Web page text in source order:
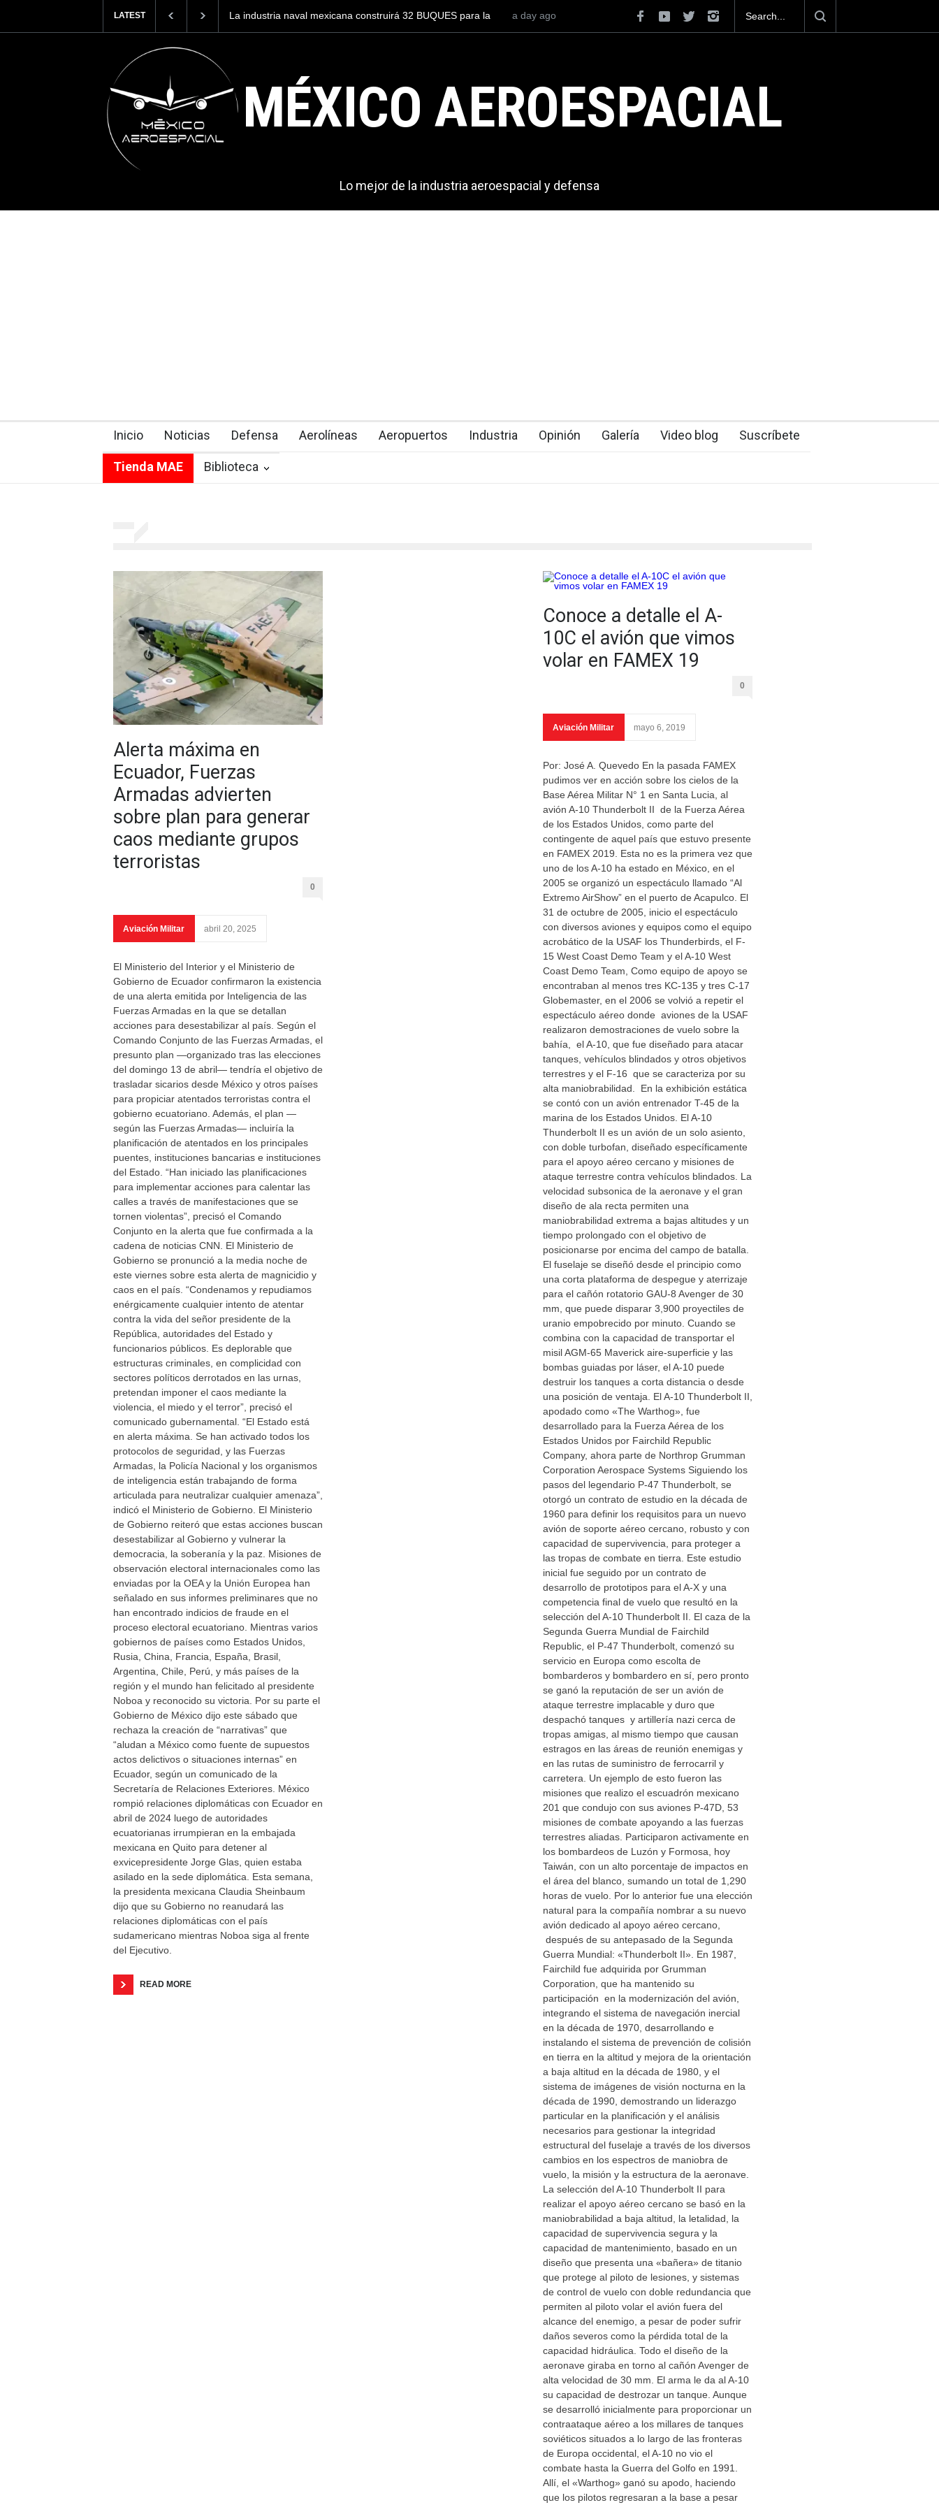
LATEST
La industria naval mexicana construirá 32 BUQUES para la
Entrenar a un piloto para volar los nuevos C-130J mexicanos
México se posiciona como el cuarto exportador aeroespacial
del mundo, al superar los 13,600 millones de dólares en
exportaciones en el 2025.
a day ago
MÉXICO AEROESPACIAL
Lo mejor de la industria aeroespacial y defensa
Inicio Noticias Defensa Aerolíneas Aeropuertos Industria Opinión Galería Video blog Suscríbete
Tienda MAE Biblioteca
Alerta máxima en
Ecuador, Fuerzas
Armadas advierten
sobre plan para generar
caos mediante grupos
terroristas
0
Aviación Militar abril 20, 2025
El Ministerio del Interior y el Ministerio de
Gobierno de Ecuador confirmaron la existencia
de una alerta emitida por Inteligencia de las
Fuerzas Armadas en la que se detallan
acciones para desestabilizar al país. Según el
Comando Conjunto de las Fuerzas Armadas, el
presunto plan —organizado tras las elecciones
del domingo 13 de abril— tendría el objetivo de
trasladar sicarios desde México y otros países
para propiciar atentados terroristas contra el
gobierno ecuatoriano. Además, el plan —
según las Fuerzas Armadas— incluiría la
planificación de atentados en los principales
puentes, instituciones bancarias e instituciones
del Estado. “Han iniciado las planificaciones
para implementar acciones para calentar las
calles a través de manifestaciones que se
tornen violentas”, precisó el Comando
Conjunto en la alerta que fue confirmada a la
cadena de noticias CNN. El Ministerio de
Gobierno se pronunció a la media noche de
este viernes sobre esta alerta de magnicidio y
caos en el país. “Condenamos y repudiamos
enérgicamente cualquier intento de atentar
contra la vida del señor presidente de la
República, autoridades del Estado y
funcionarios públicos. Es deplorable que
estructuras criminales, en complicidad con
sectores políticos derrotados en las urnas,
pretendan imponer el caos mediante la
violencia, el miedo y el terror”, precisó el
comunicado gubernamental. “El Estado está
en alerta máxima. Se han activado todos los
protocolos de seguridad, y las Fuerzas
Armadas, la Policía Nacional y los organismos
de inteligencia están trabajando de forma
articulada para neutralizar cualquier amenaza”,
indicó el Ministerio de Gobierno. El Ministerio
de Gobierno reiteró que estas acciones buscan
desestabilizar al Gobierno y vulnerar la
democracia, la soberanía y la paz. Misiones de
observación electoral internacionales como las
enviadas por la OEA y la Unión Europea han
señalado en sus informes preliminares que no
han encontrado indicios de fraude en el
proceso electoral ecuatoriano. Mientras varios
gobiernos de países como Estados Unidos,
Rusia, China, Francia, España, Brasil,
Argentina, Chile, Perú, y más países de la
región y el mundo han felicitado al presidente
Noboa y reconocido su victoria. Por su parte el
Gobierno de México dijo este sábado que
rechaza la creación de “narrativas” que
“aludan a México como fuente de supuestos
actos delictivos o situaciones internas” en
Ecuador, según un comunicado de la
Secretaría de Relaciones Exteriores. México
rompió relaciones diplomáticas con Ecuador en
abril de 2024 luego de autoridades
ecuatorianas irrumpieran en la embajada
mexicana en Quito para detener al
exvicepresidente Jorge Glas, quien estaba
asilado en la sede diplomática. Esta semana,
la presidenta mexicana Claudia Sheinbaum
dijo que su Gobierno no reanudará las
relaciones diplomáticas con el país
sudamericano mientras Noboa siga al frente
del Ejecutivo.
READ MORE
Conoce a detalle el A-
10C el avión que vimos
volar en FAMEX 19
0
Aviación Militar mayo 6, 2019
Por: José A. Quevedo En la pasada FAMEX
pudimos ver en acción sobre los cielos de la
Base Aérea Militar N° 1 en Santa Lucia, al
avión A-10 Thunderbolt II de la Fuerza Aérea
de los Estados Unidos, como parte del
contingente de aquel país que estuvo presente
en FAMEX 2019. Esta no es la primera vez que
uno de los A-10 ha estado en México, en el
2005 se organizó un espectáculo llamado “Al
Extremo AirShow” en el puerto de Acapulco. El
31 de octubre de 2005, inicio el espectáculo
con diversos aviones y equipos como el equipo
acrobático de la USAF los Thunderbirds, el F-
15 West Coast Demo Team y el A-10 West
Coast Demo Team, Como equipo de apoyo se
encontraban al menos tres KC-135 y tres C-17
Globemaster, en el 2006 se volvió a repetir el
espectáculo aéreo donde aviones de la USAF
realizaron demostraciones de vuelo sobre la
bahía, el A-10, que fue diseñado para atacar
tanques, vehículos blindados y otros objetivos
terrestres y el F-16 que se caracteriza por su
alta maniobrabilidad. En la exhibición estática
se contó con un avión entrenador T-45 de la
marina de los Estados Unidos. El A-10
Thunderbolt II es un avión de un solo asiento,
con doble turbofan, diseñado específicamente
para el apoyo aéreo cercano y misiones de
ataque terrestre contra vehículos blindados. La
velocidad subsonica de la aeronave y el gran
diseño de ala recta permiten una
maniobrabilidad extrema a bajas altitudes y un
tiempo prolongado con el objetivo de
posicionarse por encima del campo de batalla.
El fuselaje se diseñó desde el principio como
una corta plataforma de despegue y aterrizaje
para el cañón rotatorio GAU-8 Avenger de 30
mm, que puede disparar 3,900 proyectiles de
uranio empobrecido por minuto. Cuando se
combina con la capacidad de transportar el
misil AGM-65 Maverick aire-superficie y las
bombas guiadas por láser, el A-10 puede
destruir los tanques a corta distancia o desde
una posición de ventaja. El A-10 Thunderbolt II,
apodado como «The Warthog», fue
desarrollado para la Fuerza Aérea de los
Estados Unidos por Fairchild Republic
Company, ahora parte de Northrop Grumman
Corporation Aerospace Systems Siguiendo los
pasos del legendario P-47 Thunderbolt, se
otorgó un contrato de estudio en la década de
1960 para definir los requisitos para un nuevo
avión de soporte aéreo cercano, robusto y con
capacidad de supervivencia, para proteger a
las tropas de combate en tierra. Este estudio
inicial fue seguido por un contrato de
desarrollo de prototipos para el A-X y una
competencia final de vuelo que resultó en la
selección del A-10 Thunderbolt II. El caza de la
Segunda Guerra Mundial de Fairchild
Republic, el P-47 Thunderbolt, comenzó su
servicio en Europa como escolta de
bombarderos y bombardero en sí, pero pronto
se ganó la reputación de ser un avión de
ataque terrestre implacable y duro que
despachó tanques y artillería nazi cerca de
tropas amigas, al mismo tiempo que causan
estragos en las áreas de reunión enemigas y
en las rutas de suministro de ferrocarril y
carretera. Un ejemplo de esto fueron las
misiones que realizo el escuadrón mexicano
201 que condujo con sus aviones P-47D, 53
misiones de combate apoyando a las fuerzas
terrestres aliadas. Participaron activamente en
los bombardeos de Luzón y Formosa, hoy
Taiwán, con un alto porcentaje de impactos en
el área del blanco, sumando un total de 1,290
horas de vuelo. Por lo anterior fue una elección
natural para la compañía nombrar a su nuevo
avión dedicado al apoyo aéreo cercano,
después de su antepasado de la Segunda
Guerra Mundial: «Thunderbolt II». En 1987,
Fairchild fue adquirida por Grumman
Corporation, que ha mantenido su
participación en la modernización del avión,
integrando el sistema de navegación inercial
en la década de 1970, desarrollando e
instalando el sistema de prevención de colisión
en tierra en la altitud y mejora de la orientación
a baja altitud en la década de 1980, y el
sistema de imágenes de visión nocturna en la
década de 1990, demostrando un liderazgo
particular en la planificación y el análisis
necesarios para gestionar la integridad
estructural del fuselaje a través de los diversos
cambios en los espectros de maniobra de
vuelo, la misión y la estructura de la aeronave.
La selección del A-10 Thunderbolt II para
realizar el apoyo aéreo cercano se basó en la
maniobrabilidad a baja altitud, la letalidad, la
capacidad de supervivencia segura y la
capacidad de mantenimiento, basado en un
diseño que presenta una «bañera» de titanio
que protege al piloto de lesiones, y sistemas
de control de vuelo con doble redundancia que
permiten al piloto volar el avión fuera del
alcance del enemigo, a pesar de poder sufrir
daños severos como la pérdida total de la
capacidad hidráulica. Todo el diseño de la
aeronave giraba en torno al cañón Avenger de
alta velocidad de 30 mm. El arma le da al A-10
su capacidad de destrozar un tanque. Aunque
se desarrolló inicialmente para proporcionar un
contraataque aéreo a los millares de tanques
soviéticos situados a lo largo de las fronteras
de Europa occidental, el A-10 no vio el
combate hasta la Guerra del Golfo en 1991.
Allí, el «Warthog» ganó su apodo, haciendo
que los pilotos regresaran a la base a pesar